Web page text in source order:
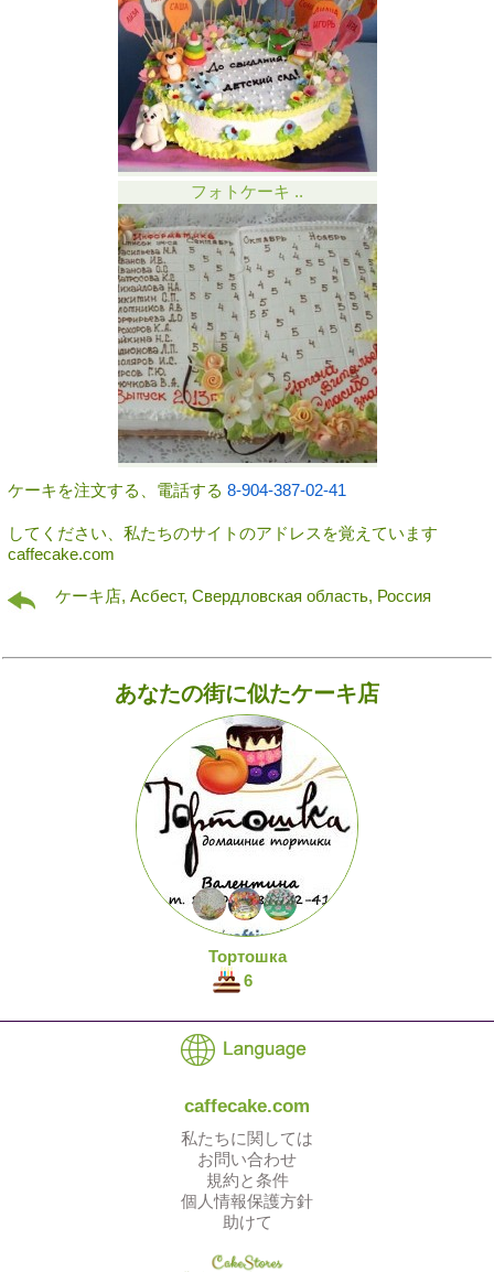
フォトケーキ ..
ケーキを注文する、電話する 8-904-387-02-41
してください、私たちのサイトのアドレスを覚えています
caffecake.com
ケーキ店, Асбест, Свердловская область, Россия
あなたの街に似たケーキ店
Тортошка
6
caffecake.com
私たちに関しては
お問い合わせ
規約と条件
個人情報保護方針
助けて